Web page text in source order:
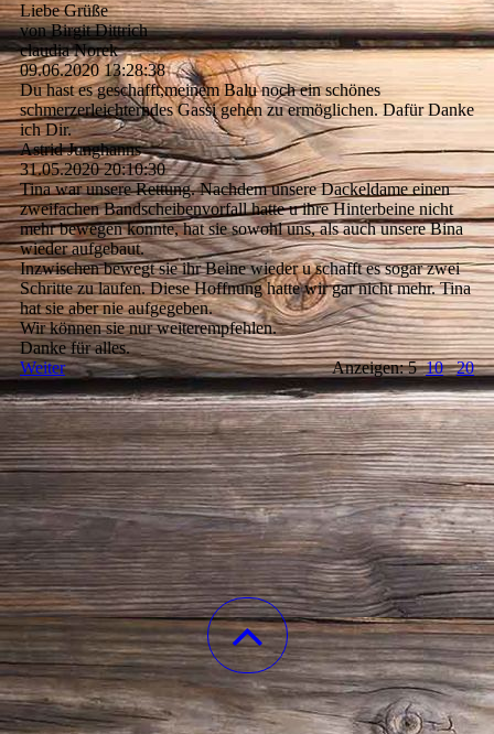
Liebe Grüße
von Birgit Dittrich
claudia Norek
09.06.2020 13:28:38
Du hast es geschafft,meinem Balu noch ein schönes
schmerzerleichterndes Gassi gehen zu ermöglichen. Dafür Danke
ich Dir.
Astrid Junghanns
31.05.2020 20:10:30
Tina war unsere Rettung. Nachdem unsere Dackeldame einen
zweifachen Bandscheibenvorfall hatte u ihre Hinterbeine nicht
mehr bewegen konnte, hat sie sowohl uns, als auch unsere Bina
wieder aufgebaut.
Inzwischen bewegt sie ihr Beine wieder u schafft es sogar zwei
Schritte zu laufen. Diese Hoffnung hatte wir gar nicht mehr. Tina
hat sie aber nie aufgegeben.
Wir können sie nur weiterempfehlen.
Danke für alles.
Weiter
Anzeigen: 510 20